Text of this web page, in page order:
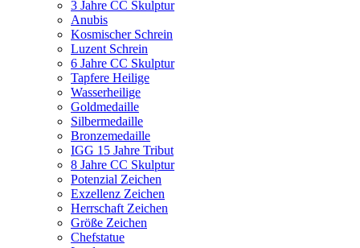
3 Jahre CC Skulptur
Anubis
Kosmischer Schrein
Luzent Schrein
6 Jahre CC Skulptur
Tapfere Heilige
Wasserheilige
Goldmedaille
Silbermedaille
Bronzemedaille
IGG 15 Jahre Tribut
8 Jahre CC Skulptur
Potenzial Zeichen
Exzellenz Zeichen
Herrschaft Zeichen
Größe Zeichen
Chefstatue